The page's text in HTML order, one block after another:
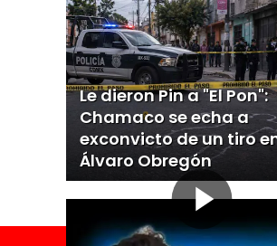
Le dieron Pin a "El Pon":
Chamaco se echa a
exconvicto de un tiro
Álvaro Obregón